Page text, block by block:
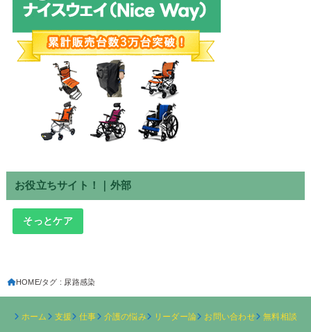
お役立ちサイト！｜外部
そっとケア
HOME タグ : 尿路感染
ホーム 支援 仕事 介護の悩み リーダー論 お問い合わせ 無料相談